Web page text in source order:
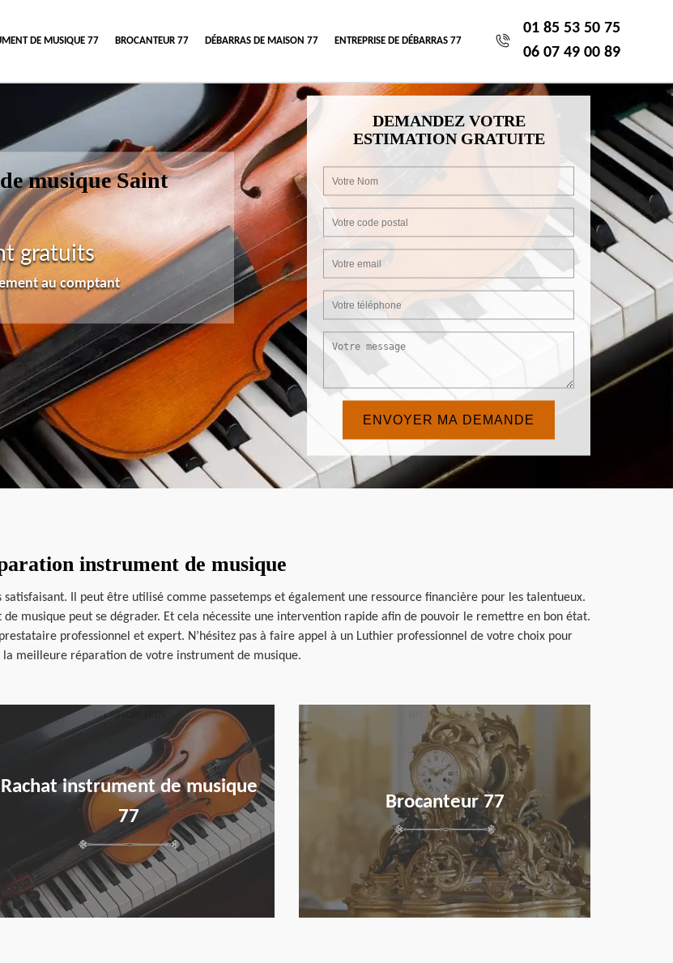
DE MUSIQUE 77 BROCANTEUR 77 DÉBARRAS DE MAISON 77 ENTREPRISE DE DÉBARRAS 77
01 85 53 50 75
06 07 49 00 89
musique Saint
gratuits
au comptant
DEMANDEZ VOTRE
ESTIMATION GRATUITE
instrument de musique
Il peut être utilisé comme passetemps et également une ressource financière pour les talentueux.
musique peut se dégrader. Et cela nécessite une intervention rapide afin de pouvoir le remettre en bon état.
professionnel et expert. N’hésitez pas à faire appel à un Luthier professionnel de votre choix pour
meilleure réparation de votre instrument de musique.
Rachat instrument de musique
77
en savoir plus
Brocanteur 77
en savoir plus